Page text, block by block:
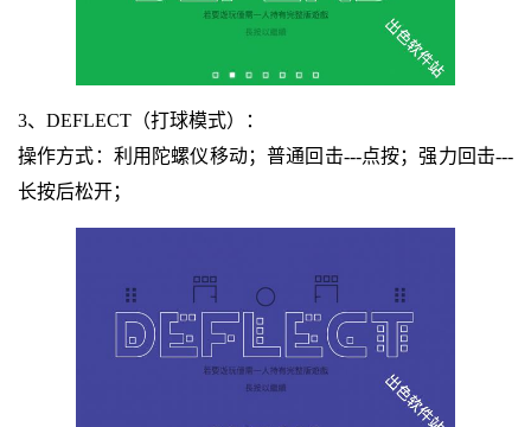
3、DEFLECT（打球模式）：
操作方式：利用陀螺仪移动；普通回击---点按；强力回击---
长按后松开；